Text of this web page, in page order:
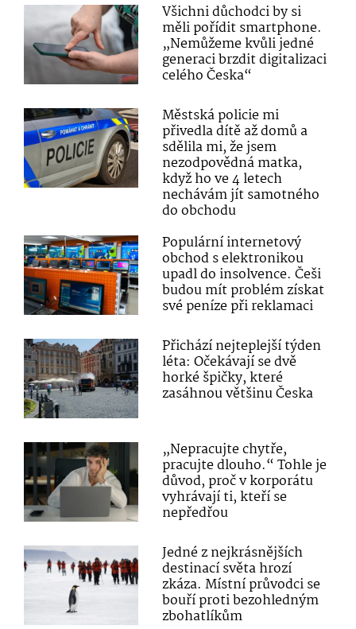
Všichni důchodci by si
měli pořídit smartphone.
„Nemůžeme kvůli jedné
generaci brzdit digitalizaci
celého Česka“
Městská policie mi
přivedla dítě až domů a
sdělila mi, že jsem
nezodpovědná matka,
když ho ve 4 letech
nechávám jít samotného
do obchodu
Populární internetový
obchod s elektronikou
upadl do insolvence. Češi
budou mít problém získat
své peníze při reklamaci
Přichází nejteplejší týden
léta: Očekávají se dvě
horké špičky, které
zasáhnou většinu Česka
„Nepracujte chytře,
pracujte dlouho.“ Tohle je
důvod, proč v korporátu
vyhrávají ti, kteří se
nepředřou
Jedné z nejkrásnějších
destinací světa hrozí
zkáza. Místní průvodci se
bouří proti bezohledným
zbohatlíkům